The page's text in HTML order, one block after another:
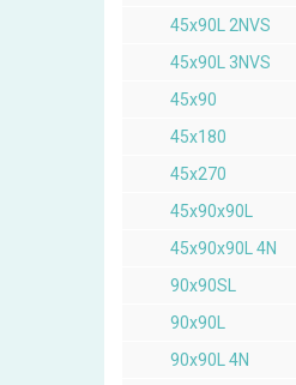
45x90L 2NVS
45x90L 3NVS
45x90
45x180
45x270
45x90x90L
45x90x90L 4N
90x90SL
90x90L
90x90L 4N